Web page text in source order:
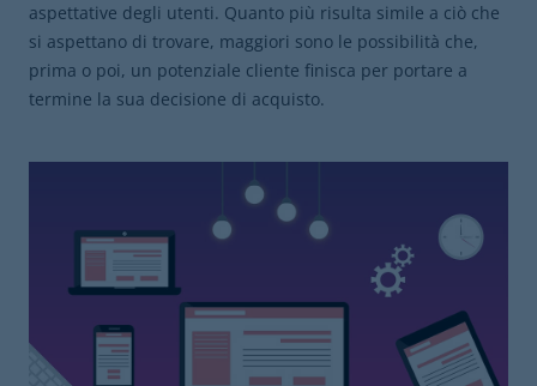
aspettative degli utenti. Quanto più risulta simile a ciò che
si aspettano di trovare, maggiori sono le possibilità che,
prima o poi, un potenziale cliente finisca per portare a
termine la sua decisione di acquisto.